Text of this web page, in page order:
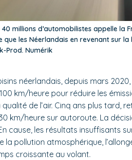
40 millions d’automobilistes appelle la
que les Néerlandais en revenant sur
Prod. Numérik
néerlandais, depuis mars
km/heure pour réduire les
de l’air. Cinq ans plus tard,
km/heure sur autoroute. La
cause, les résultats insuffisants
la pollution atmosphérique,
croissante au volant.